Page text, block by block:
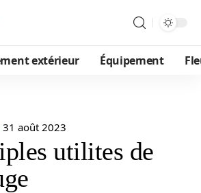
extérieur Équipement
31 août 2023
utilites de